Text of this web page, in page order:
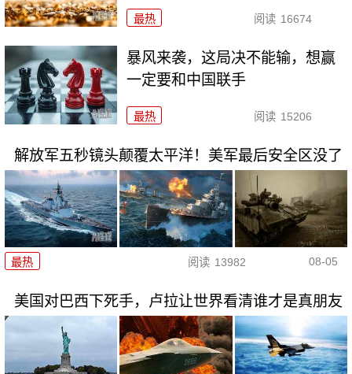
最热 阅读 16674
暴风来袭，这局决不能输，想赢
一定要和中国联手
最热 阅读 15206
解放军五秒镜头颠覆太平洋！美军最后安全区没了
最热 阅读 13982 08-05
美国对巴西下死手，卢拉让世界看清谁才是真朋友